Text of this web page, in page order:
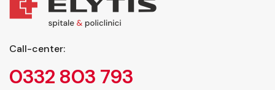
Call-center:
0332 803 793